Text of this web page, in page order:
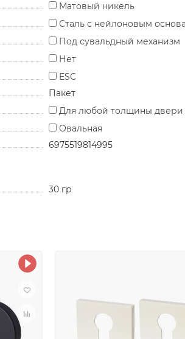
Матовый никель
Сталь с нейлоновым
Под сувальдный механизм
Нет
ESC
Пакет
Для любой толщины двери
Овальная
6975519814995
30 гр